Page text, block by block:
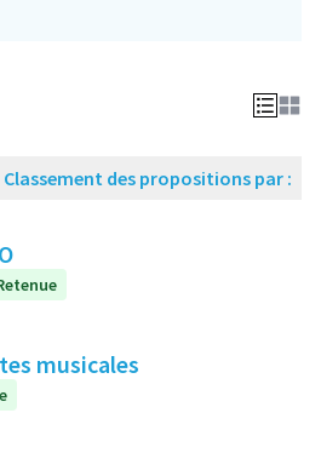
Classement des propositions par :
musicales